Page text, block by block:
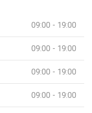
09:00 - 19:00
09:00 - 19:00
09:00 - 19:00
09:00 - 19:00